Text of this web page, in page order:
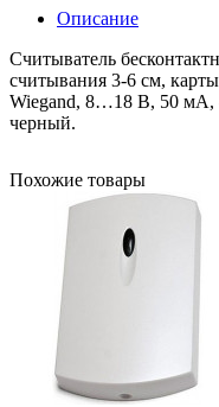
Описание
Считыватель
считывания 3-6 см,
Wiegand, 8…18 В, 50 мА,
черный.
Похожие товары